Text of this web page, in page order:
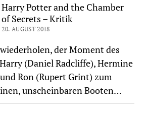
Harry Potter and the Chamber
of Secrets – Kritik
20. AUGUST 2018
der Moment des
(Daniel Radcliffe), Hermine
Ron (Rupert Grint) zum
unscheinbaren Booten…